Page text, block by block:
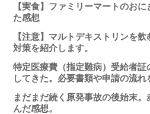
【実食】ファミリーマートのお
た感想
【注意】マルトデキストリンを
対策を紹介します。
特定医療費（指定難病）受給者
してきた。必要書類や申請の流れ
まだまだ続く原発事故の後始末
んだ感想。